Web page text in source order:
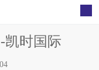
凯时国际